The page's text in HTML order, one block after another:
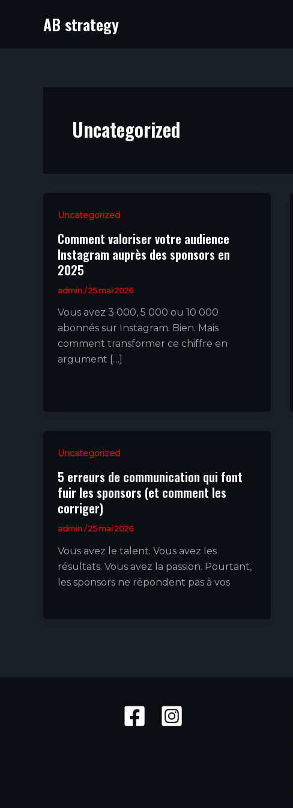
AB strategy
Uncategorized
Uncategorized
Comment valoriser votre audience
Instagram auprès des sponsors en
2025
admin/25 mai 2026
Vous avez 3 000, 5 000 ou 10 000
abonnés sur Instagram. Bien. Mais
comment transformer ce chiffre en
argument […]
Uncategorized
5 erreurs de communication qui font
fuir les sponsors (et comment les
corriger)
admin/25 mai 2026
Vous avez le talent. Vous avez les
résultats. Vous avez la passion. Pourtant,
les sponsors ne répondent pas à vos